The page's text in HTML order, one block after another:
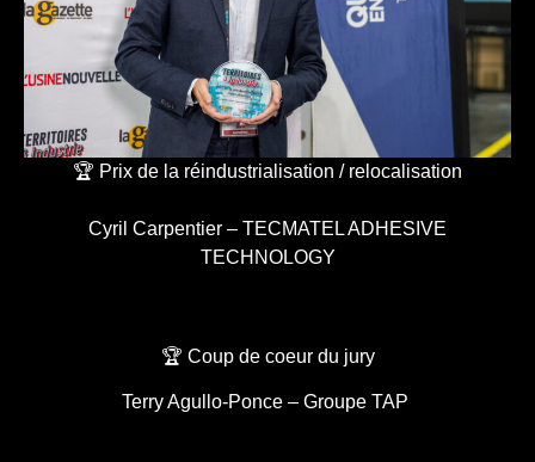
🏆 Prix de la réindustrialisation / relocalisation
Cyril Carpentier – TECMATEL ADHESIVE
TECHNOLOGY
🏆 Coup de coeur du jury
Terry Agullo-Ponce – Groupe TAP